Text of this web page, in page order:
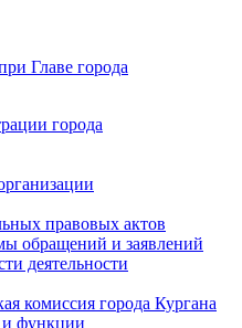
Главе города
города
правовых актов
обращений и заявлений
деятельности
комиссия города Кургана
и функции